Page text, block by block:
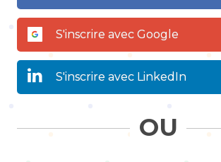
S'inscrire avec Google
S'inscrire avec LinkedIn
OU